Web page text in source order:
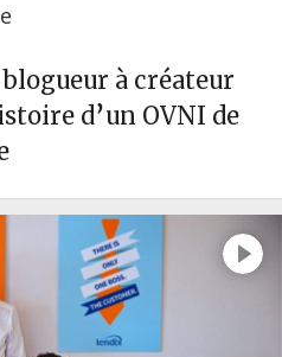
à créateur
d’un OVNI de